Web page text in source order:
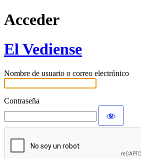
Acceder
El Vediense
Nombre de usuario o correo electrónico
Contraseña